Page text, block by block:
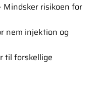
Mindsker risikoen for
nem injektion og
til forskellige